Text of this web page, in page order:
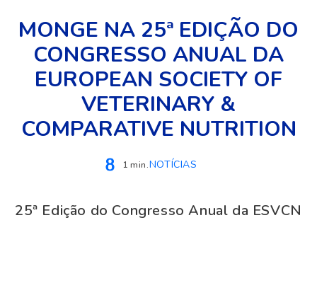
MONGE NA 25ª EDIÇÃO DO
CONGRESSO ANUAL DA
EUROPEAN SOCIETY OF
VETERINARY &
COMPARATIVE NUTRITION
NOTÍCIAS
1 min.
25ª Edição do Congresso Anual da ESVCN